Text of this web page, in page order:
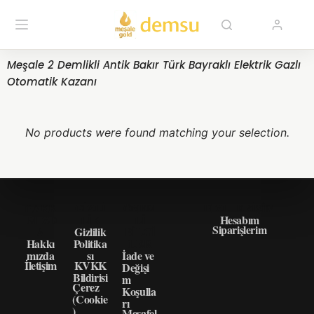
Meşale 2 Demlikli Antik Bakır Türk Bayraklı Elektrik Gazlı
Otomatik Kazanı
No products were found matching your selection.
Hakkı
mızda
İletişim
Gizlilik
Politika
sı
KVKK
Bildirisi
Çerez
(Cookie
İade ve
Değişi
m
Koşulla
rı
Hesabım
Siparişlerim